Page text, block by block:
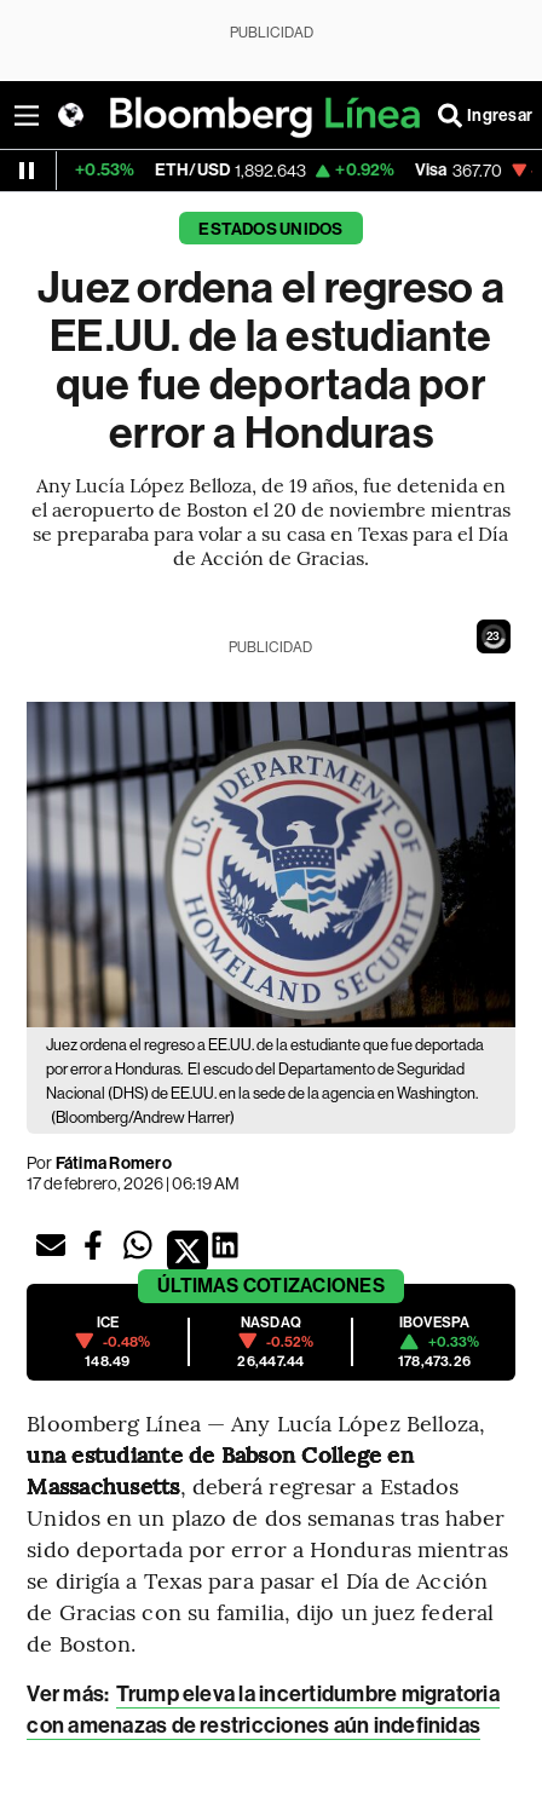
PUBLICIDAD
Ingresar
ETH/USD 1,892.643 +0.92% Visa 367.70 -0.51%
ESTADOS UNIDOS
Juez ordena el regreso a
EE.UU. de la estudiante
que fue deportada por
error a Honduras
Any Lucía López Belloza, de 19 años, fue detenida en
el aeropuerto de Boston el 20 de noviembre mientras
se preparaba para volar a su casa en Texas para el Día
de Acción de Gracias.
21
PUBLICIDAD
Juez ordena el regreso a EE.UU. de la estudiante que fue deportada
por error a Honduras. El escudo del Departamento de Seguridad
Nacional (DHS) de EE.UU. en la sede de la agencia en Washington.
(Bloomberg/Andrew Harrer)
PorFátima Romero
17 de febrero, 2026 | 06:19 AM
ÚLTIMAS COTIZACIONES
ICE
-0.48%
148.49
NASDAQ
-0.52%
26,447.44
IBOVESPA
+0.33%
178,473.26
Bloomberg Línea — Any Lucía López Belloza,
una estudiante de Babson College en
Massachusetts, deberá regresar a Estados
Unidos en un plazo de dos semanas tras haber
sido deportada por error a Honduras mientras
se dirigía a Texas para pasar el Día de Acción
de Gracias con su familia, dijo un juez federal
de Boston.
Ver más: Trump eleva la incertidumbre migratoria
con amenazas de restricciones aún indefinidas